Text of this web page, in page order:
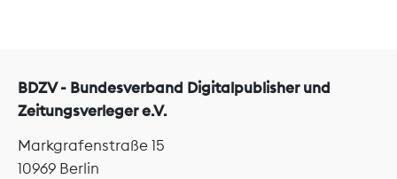
BDZV - Bundesverband Digitalpublisher und
Zeitungsverleger e.V.
Markgrafenstraße 15
10969 Berlin